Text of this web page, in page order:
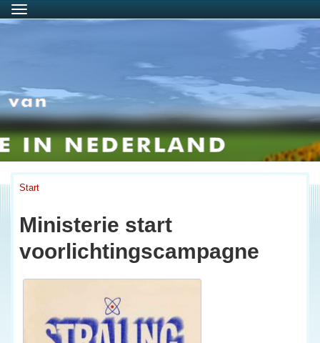
Menu
Start
Ministerie start
voorlichtingscampagne